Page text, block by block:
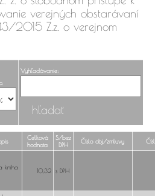
verejných obstarávaní
2015 Z.z. o verejnom
Vyhľadávanie:
Celková
hodnota
S/bez
DPH
Číslo obj./zmluvy
kniha
10,32 s DPH